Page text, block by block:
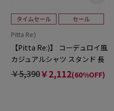
Pitta Re:)
【Pitta Re:)】 コーデュロイ風
カジュアルシャツ スタンド 長
袖 レディース
￥5,390￥2,112(60%OFF)